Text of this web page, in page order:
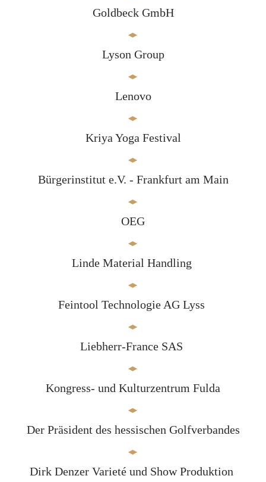
Goldbeck GmbH
Lyson Group
Lenovo
Kriya Yoga Festival
Bürgerinstitut e.V. - Frankfurt am Main
OEG
Linde Material Handling
Feintool Technologie AG Lyss
Liebherr-France SAS
Kongress- und Kulturzentrum Fulda
Der Präsident des hessischen Golfverbandes
Dirk Denzer Varieté und Show Produktion